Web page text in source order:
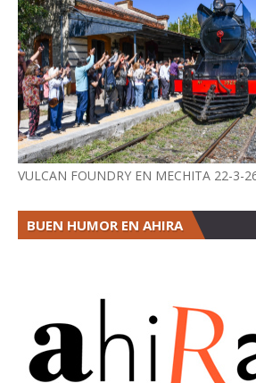
VULCAN FOUNDRY EN MECHITA 22-3-
BUEN HUMOR EN AHIRA